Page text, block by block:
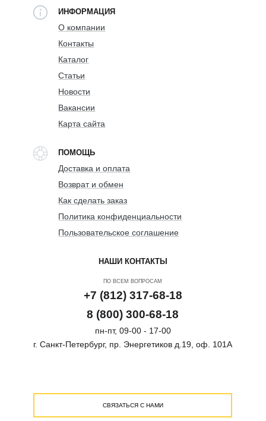
ИНФОРМАЦИЯ
О компании
Контакты
Каталог
Статьи
Новости
Вакансии
Карта сайта
ПОМОЩЬ
Доставка и оплата
Возврат и обмен
Как сделать заказ
Политика конфиденциальности
Пользовательское соглашение
НАШИ КОНТАКТЫ
ПО ВСЕМ ВОПРОСАМ
+7 (812) 317-68-18
8 (800) 300-68-18
пн-пт, 09-00 - 17-00
г. Санкт-Петербург, пр. Энергетиков д.19, оф. 101А
СВЯЗАТЬСЯ С НАМИ